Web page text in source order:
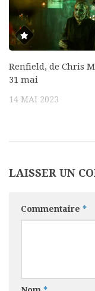
Renfield, de Chris
31 mai
14 MAI 2023
LAISSER UN
Commentaire *